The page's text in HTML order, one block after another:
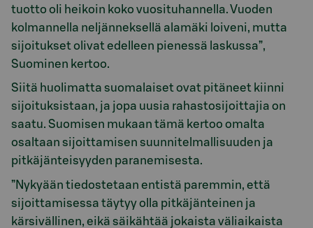
tuotto oli heikoin koko vuosituhannella. Vuoden
kolmannella neljänneksellä alamäki loiveni, mutta
sijoitukset olivat edelleen pienessä laskussa”,
Suominen kertoo.
Siitä huolimatta suomalaiset ovat pitäneet kiinni
sijoituksistaan, ja jopa uusia rahastosijoittajia on
saatu. Suomisen mukaan tämä kertoo omalta
osaltaan sijoittamisen suunnitelmallisuuden ja
pitkäjänteisyyden paranemisesta.
”Nykyään tiedostetaan entistä paremmin, että
sijoittamisessa täytyy olla pitkäjänteinen ja
kärsivällinen, eikä säikähtää jokaista väliaikaista